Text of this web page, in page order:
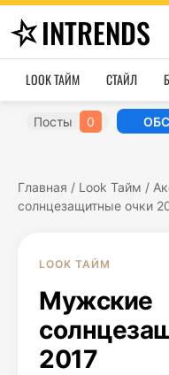
INTRENDS
LOOK ТАЙМ СТАЙЛ
Посты 0
Главная / Look Тайм /
солнцезащитные очки
LOOK ТАЙМ
Мужские
2017